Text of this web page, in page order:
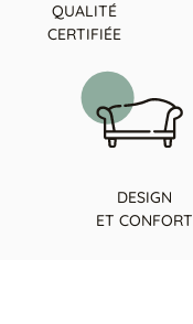
QUALITÉ
CERTIFIÉE
DESIGN
ET CONFORT